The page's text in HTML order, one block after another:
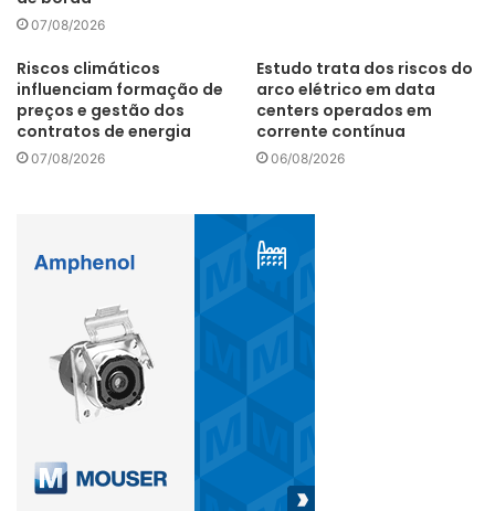
07/08/2026
Riscos climáticos
influenciam formação de
preços e gestão dos
contratos de energia
07/08/2026
Estudo trata dos riscos do
arco elétrico em data
centers operados em
corrente contínua
06/08/2026